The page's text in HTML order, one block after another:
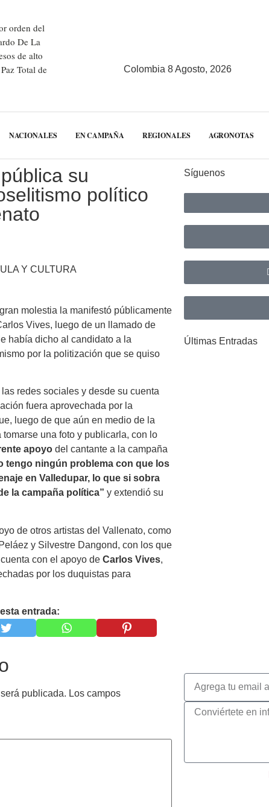
orden del
De La
de alto
Total de
Colombia 8 Agosto, 2026
NACIONALES EN CAMPAÑA REGIONALES AGRONOTAS
su
político
Y CULTURA
molestia la manifestó públicamente
Vives, luego de un llamado de
había dicho al candidato a la
por la politización que se quiso
redes sociales y desde su cuenta
fuera aprovechada por la
luego de que aún en medio de la
una foto y publicarla, con lo
apoyo del cantante a la campaña
tengo ningún problema con que los
en Valledupar, lo que si sobra
la campaña política” y extendió su
de otros artistas del Vallenato, como
y Silvestre Dangond, con los que
con el apoyo de Carlos Vives,
por los duquistas para
entrada:
publicada. Los campos
Síguenos
Últimas Entradas